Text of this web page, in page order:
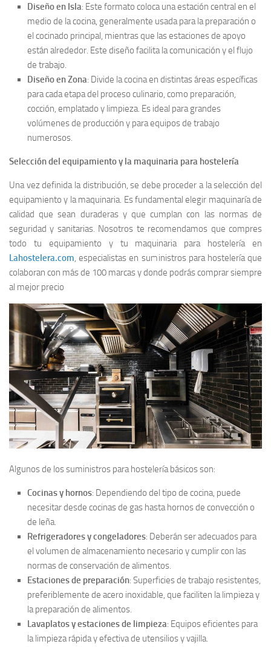
Diseño en Isla: Este formato coloca una estación central en el
medio de la cocina, generalmente usada para la preparación o
el cocinado principal, mientras que las estaciones de apoyo
están alrededor. Este diseño facilita la comunicación y el flujo
de trabajo.
Diseño en Zona: Divide la cocina en distintas áreas específicas
para cada etapa del proceso culinario, como preparación,
cocción, emplatado y limpieza. Es ideal para grandes
volúmenes de producción y para equipos de trabajo
numerosos.
Selección del equipamiento y la maquinaria para hostelería
Una vez definida la distribución, se debe proceder a la selección del
equipamiento y la maquinaria. Es fundamental elegir maquinaría de
calidad que sean duraderas y que cumplan con las normas de
seguridad y sanitarias. Nosotros te recomendamos que compres
todo tu equipamiento y tu maquinaria para hostelería en
Lahostelera.com, especialistas en suministros para hostelería que
colaboran con más de 100 marcas y donde podrás comprar siempre
al mejor precio
Algunos de los suministros para hostelería básicos son:
Cocinas y hornos: Dependiendo del tipo de cocina, puede
necesitar desde cocinas de gas hasta hornos de convección o
de leña.
Refrigeradores y congeladores: Deberán ser adecuados para
el volumen de almacenamiento necesario y cumplir con las
normas de conservación de alimentos.
Estaciones de preparación: Superficies de trabajo resistentes,
preferiblemente de acero inoxidable, que faciliten la limpieza y
la preparación de alimentos.
Lavaplatos y estaciones de limpieza: Equipos eficientes para
la limpieza rápida y efectiva de utensilios y vajilla.